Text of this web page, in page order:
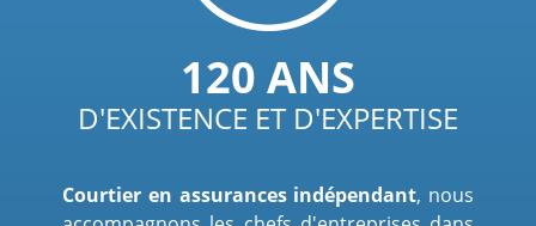
120 ANS
D'EXISTENCE ET D'EXPERTISE
Courtier en assurances indépendant, nous